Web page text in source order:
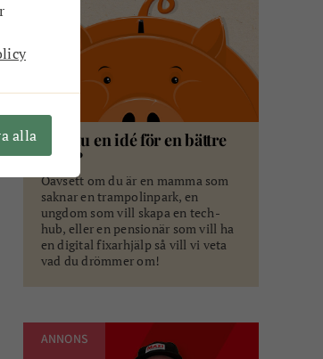
Har du en idé för en bättre
plats?
Oavsett om du är en mamma som
saknar en trampolinpark, en
ungdom som vill skapa en tech-
hub, eller en pensionär som vill ha
en digital fixarhjälp så vill vi veta
vad du drömmer om!
ANNONS
alla